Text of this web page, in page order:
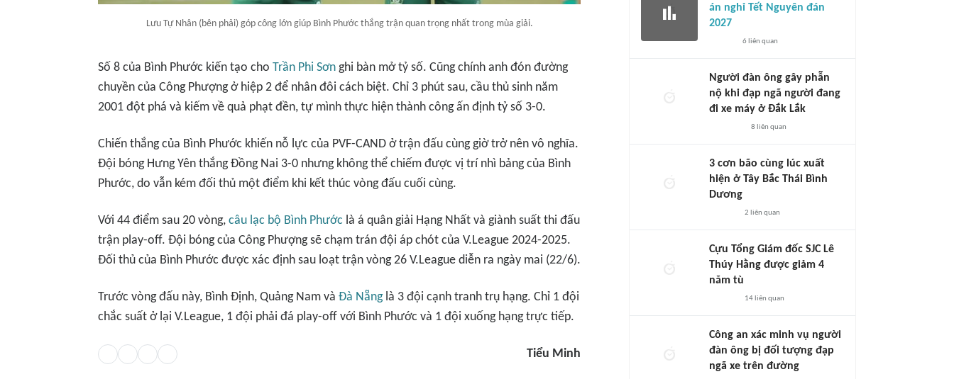
Lưu Tự Nhân (bên phải) góp công lớn giúp Bình Phước thắng trận quan trọng nhất trong mùa giải.
Số 8 của Bình Phước kiến tạo cho Trần Phi Sơn ghi bàn mở tỷ số. Cũng chính anh đón đường
chuyền của Công Phượng ở hiệp 2 để nhân đôi cách biệt. Chỉ 3 phút sau, cầu thủ sinh năm
2001 đột phá và kiếm về quả phạt đền, tự mình thực hiện thành công ấn định tỷ số 3-0.
Chiến thắng của Bình Phước khiến nỗ lực của PVF-CAND ở trận đấu cùng giờ trở nên vô nghĩa.
Đội bóng Hưng Yên thắng Đồng Nai 3-0 nhưng không thể chiếm được vị trí nhì bảng của Bình
Phước, do vẫn kém đối thủ một điểm khi kết thúc vòng đấu cuối cùng.
Với 44 điểm sau 20 vòng, câu lạc bộ Bình Phước là á quân giải Hạng Nhất và giành suất thi đấu
trận play-off. Đội bóng của Công Phượng sẽ chạm trán đội áp chót của V.League 2024-2025.
Đối thủ của Bình Phước được xác định sau loạt trận vòng 26 V.League diễn ra ngày mai (22/6).
Trước vòng đấu này, Bình Định, Quảng Nam và Đà Nẵnglà 3 đội cạnh tranh trụ hạng. Chỉ 1 đội
chắc suất ở lại V.League, 1 đội phải đá play-off với Bình Phước và 1 đội xuống hạng trực tiếp.
Tiểu Minh
án nghỉ Tết Nguyên đán
2027
6 liên quan
Người đàn ông gây phẫn
nộ khi đạp ngã người đang
đi xe máy ở Đắk Lắk
8 liên quan
3 cơn bão cùng lúc xuất
hiện ở Tây Bắc Thái Bình
Dương
2 liên quan
Cựu Tổng Giám đốc SJC Lê
Thúy Hằng được giảm 4
năm tù
14 liên quan
Công an xác minh vụ người
đàn ông bị đối tượng đạp
ngã xe trên đường